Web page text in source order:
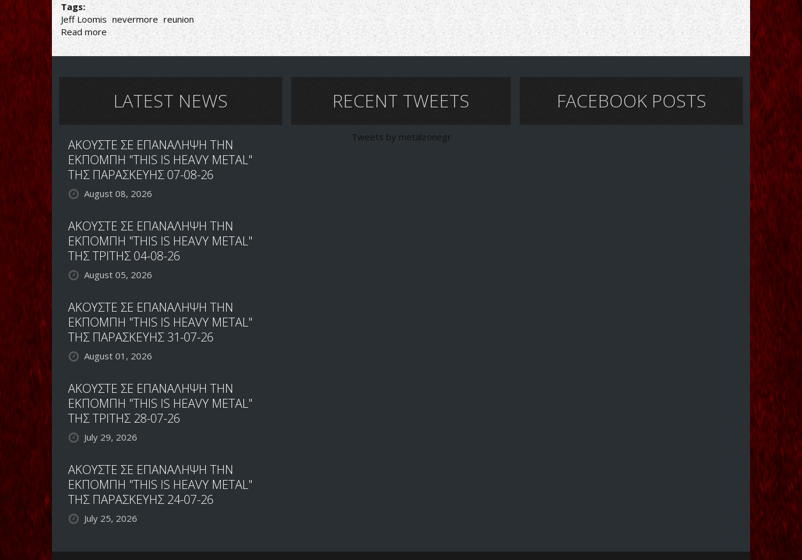
Tags:
Jeff Loomis nevermore reunion
Read moreabout
JEFF
LOOMIS:
ΕΠΑΝΕΝΩΣΗ
ΤΩΝ
LATEST NEWS
ΑΚΟΥΣΤΕ ΣΕ ΕΠΑΝΑΛΗΨΗ ΤΗΝ
ΕΚΠΟΜΠΗ "THIS IS HEAVY METAL"
ΤΗΣ ΠΑΡΑΣΚΕΥΗΣ 07-08-26
August 08, 2026
ΑΚΟΥΣΤΕ ΣΕ ΕΠΑΝΑΛΗΨΗ ΤΗΝ
ΕΚΠΟΜΠΗ "THIS IS HEAVY METAL"
ΤΗΣ ΤΡΙΤΗΣ 04-08-26
August 05, 2026
ΑΚΟΥΣΤΕ ΣΕ ΕΠΑΝΑΛΗΨΗ ΤΗΝ
ΕΚΠΟΜΠΗ "THIS IS HEAVY METAL"
ΤΗΣ ΠΑΡΑΣΚΕΥΗΣ 31-07-26
August 01, 2026
ΑΚΟΥΣΤΕ ΣΕ ΕΠΑΝΑΛΗΨΗ ΤΗΝ
ΕΚΠΟΜΠΗ "THIS IS HEAVY METAL"
ΤΗΣ ΤΡΙΤΗΣ 28-07-26
July 29, 2026
ΑΚΟΥΣΤΕ ΣΕ ΕΠΑΝΑΛΗΨΗ ΤΗΝ
ΕΚΠΟΜΠΗ "THIS IS HEAVY METAL"
ΤΗΣ ΠΑΡΑΣΚΕΥΗΣ 24-07-26
July 25, 2026
RECENT TWEETS
Tweets by metalzonegr
FACEBOOK POSTS